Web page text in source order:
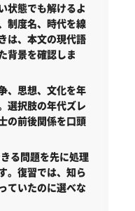
状態でも解けるよ
制度名、時代を線
は、本文の現代語
背景を確認しま
、思想、文化を年
選択肢の年代ズレ
の前後関係を口頭
る問題を先に処理
。復習では、知ら
ていたのに選べな